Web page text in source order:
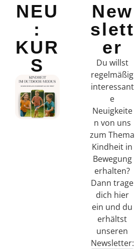
NEU
:
KUR
S
New
slett
er
Du willst
regelmäßig
interessant
e
Neuigkeite
n von uns
zum Thema
Kindheit in
Bewegung
erhalten?
Dann trage
dich hier
ein und du
erhältst
unseren
Newsletter: